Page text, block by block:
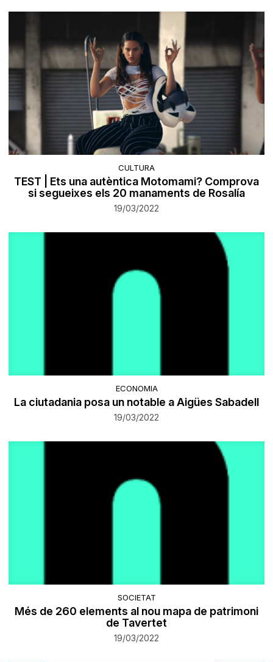
CULTURA
TEST | Ets una autèntica Motomami? Comprova
si segueixes els 20 manaments de Rosalía
19/03/2022
ECONOMIA
La ciutadania posa un notable a Aigües Sabadell
19/03/2022
SOCIETAT
​Més de 260 elements al nou mapa de patrimoni
de Tavertet
19/03/2022